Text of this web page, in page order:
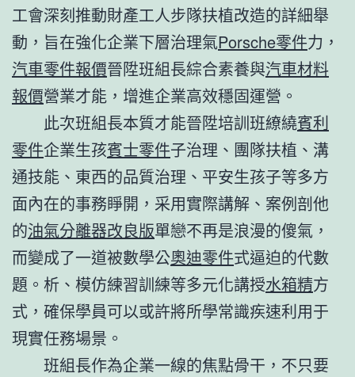
工會深刻推動財產工人步隊扶植改造的詳細舉
動，旨在強化企業下層治理氣Porsche零件力，
汽車零件報價晉陞班組長綜合素養與汽車材料
報價營業才能，增進企業高效穩固運營。
此次班組長本質才能晉陞培訓班繚繞賓利
零件企業生孩賓士零件子治理、團隊扶植、溝
通技能、東西的品質治理、平安生孩子等多方
面內在的事務睜開，采用實際講解、案例剖他
的油氣分離器改良版單戀不再是浪漫的傻氣，
而變成了一道被數學公奧迪零件式逼迫的代數
題。析、模仿練習訓練等多元化講授水箱精方
式，確保學員可以或許將所學常識疾速利用于
現實任務場景。
班組長作為企業一線的焦點骨干，不只要